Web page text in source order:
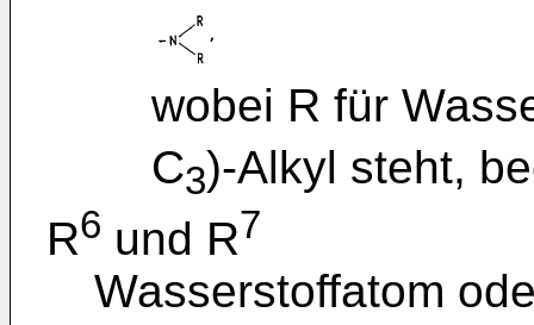
wobei R für
C3)-Alkyl steht,
R6 und R7
Wasserstoffatom